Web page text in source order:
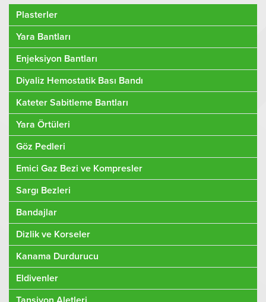
Plasterler
Yara Bantları
Enjeksiyon Bantları
Diyaliz Hemostatik Bası Bandı
Kateter Sabitleme Bantları
Yara Örtüleri
Göz Pedleri
Emici Gaz Bezi ve Kompresler
Sargı Bezleri
Bandajlar
Dizlik ve Korseler
Kanama Durdurucu
Eldivenler